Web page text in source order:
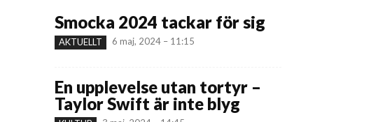
Smocka 2024 tackar för sig
AKTUELLT 6 maj, 2024 – 11:15
En upplevelse utan tortyr –
Taylor Swift är inte blyg